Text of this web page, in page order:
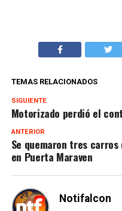
TEMAS RELACIONADOS
SIGUIENTE
Motorizado perdió el
ANTERIOR
Se quemaron tres
en Puerta Maraven
Notifalcon